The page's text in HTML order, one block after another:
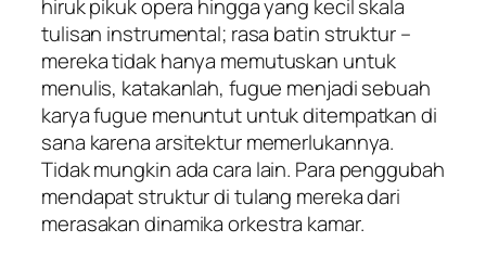
hiruk pikuk opera hingga yang kecil skala
tulisan instrumental; rasa batin struktur –
mereka tidak hanya memutuskan untuk
menulis, katakanlah, fugue menjadi sebuah
karya fugue menuntut untuk ditempatkan di
sana karena arsitektur memerlukannya.
Tidak mungkin ada cara lain. Para penggubah
mendapat struktur di tulang mereka dari
merasakan dinamika orkestra kamar.